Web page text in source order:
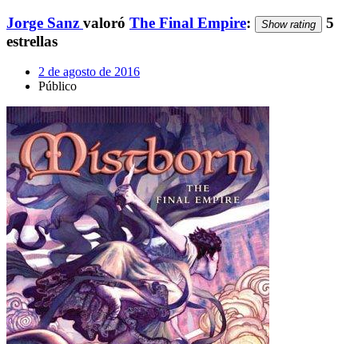
Jorge Sanz valoró The Final Empire: Show rating
5
estrellas
2 de agosto de 2016
Público